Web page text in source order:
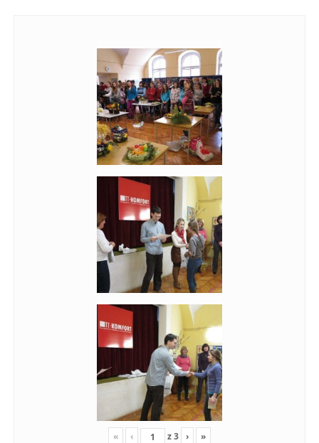
« ‹ z3 › »